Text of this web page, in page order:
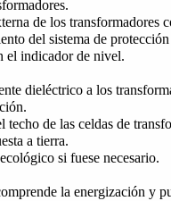
de los transformadores
del sistema de
el indicador de nivel.
dieléctrico a los
de las celdas de
a tierra.
si fuese necesario.
la energización y